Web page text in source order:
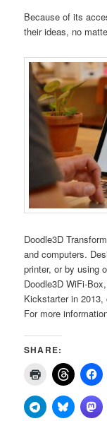
Because of its
their ideas, no
Doodle3D
and computers.
printer, or by using
Doodle3D WiFi-
Kickstarter in
For more
SHARE: